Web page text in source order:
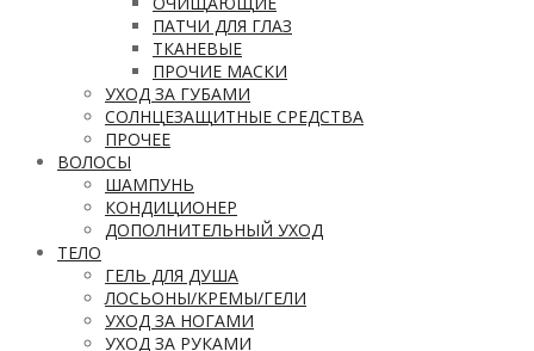
ПАТЧИ ДЛЯ ГЛАЗ
ТКАНЕВЫЕ
ПРОЧИЕ МАСКИ
УХОД ЗА ГУБАМИ
СОЛНЦЕЗАЩИТНЫЕ СРЕДСТВА
ПРОЧЕЕ
ВОЛОСЫ
ШАМПУНЬ
КОНДИЦИОНЕР
ДОПОЛНИТЕЛЬНЫЙ УХОД
ТЕЛО
ГЕЛЬ ДЛЯ ДУША
ЛОСЬОНЫ/КРЕМЫ/ГЕЛИ
УХОД ЗА НОГАМИ
УХОД ЗА РУКАМИ